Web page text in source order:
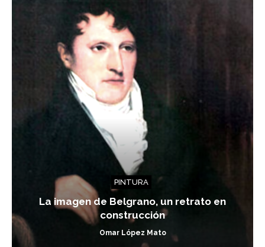
PINTURA
La imagen de Belgrano, un retrato en
construcción
Omar López Mato